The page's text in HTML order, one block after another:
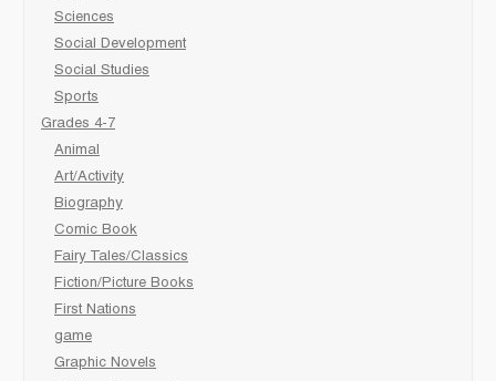
Sciences
Social Development
Social Studies
Sports
Grades 4-7
Animal
Art/Activity
Biography
Comic Book
Fairy Tales/Classics
Fiction/Picture Books
First Nations
game
Graphic Novels